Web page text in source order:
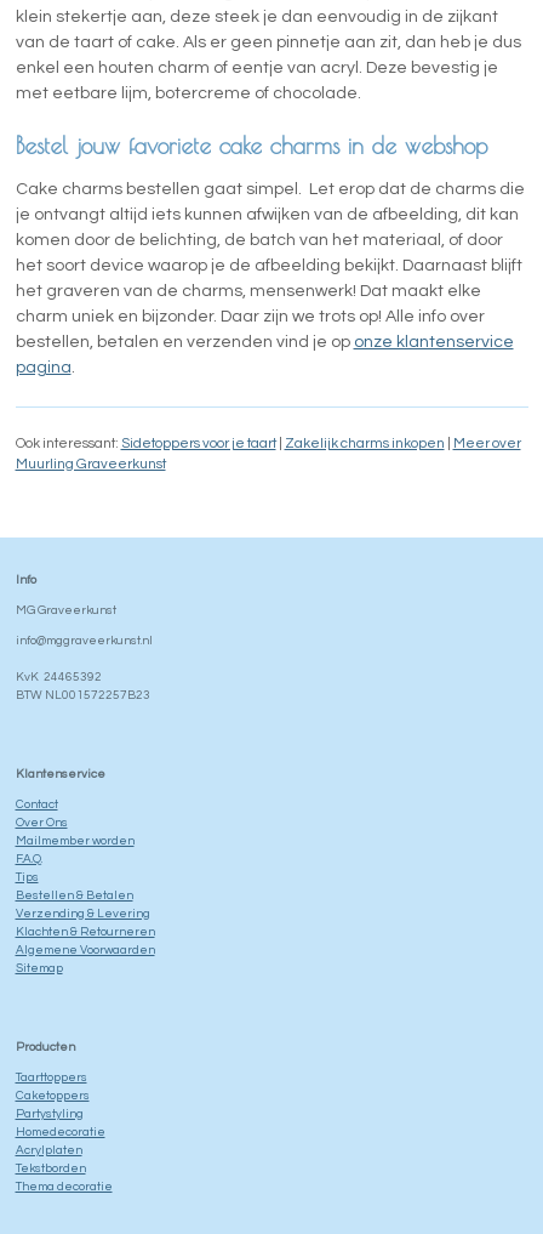
klein stekertje aan, deze steek je dan eenvoudig in de zijkant
van de taart of cake. Als er geen pinnetje aan zit, dan heb je dus
enkel een houten charm of eentje van acryl. Deze bevestig je
met eetbare lijm, botercreme of chocolade.
Bestel jouw favoriete cake charms in de webshop
Cake charms bestellen gaat simpel. Let erop dat de charms die
je ontvangt altijd iets kunnen afwijken van de afbeelding, dit kan
komen door de belichting, de batch van het materiaal, of door
het soort device waarop je de afbeelding bekijkt. Daarnaast blijft
het graveren van de charms, mensenwerk! Dat maakt elke
charm uniek en bijzonder. Daar zijn we trots op! Alle info over
bestellen, betalen en verzenden vind je op onze klantenservice
pagina
Ook interessant: Sidetoppers voor je taart| Zakelijk charms inkopen
Meer over
Muurling Graveerkunst
Info
MG Graveerkunst
info@mggraveerkunst.nl
KvK 24465392
BTW NL001572257B23
Klantenservice
Contact
Over Ons
Mailmember worden
F.A.Q.
Tips
Bestellen & Betalen
Verzending & Levering
Klachten & Retourneren
Algemene Voorwaarden
Sitemap
Producten
Taarttoppers
Caketoppers
Partystyling
Homedecoratie
Acrylplaten
Tekstborden
Thema decoratie